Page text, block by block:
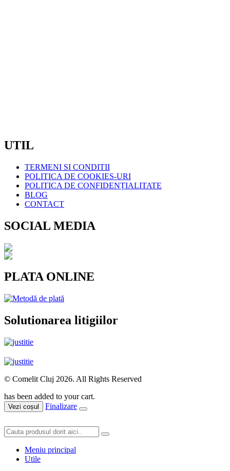
UTIL
TERMENI SI CONDITII
POLITICA DE COOKIES-URI
POLITICA DE CONFIDENȚIALITATE
BLOG
CONTACT
SOCIAL MEDIA
PLATA ONLINE
Solutionarea litigiilor
© Comelit Cluj 2026. All Rights Reserved
has been added to your cart.
Vezi coșul Finalizare
Meniu principal
Utile